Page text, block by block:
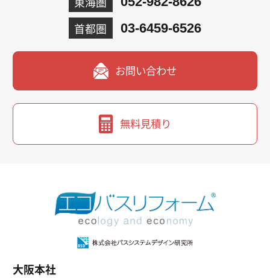
首都圏 03-6459-6526
お問い合わせ
無料見積り
大阪本社